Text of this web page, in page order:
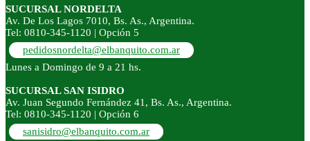
SUCURSAL NORDELTA
Av. De Los Lagos 7010, Bs. As., Argentina.
Tel: 0810-345-1120 | Opción 5
pedidosnordelta@elbanquito.com.ar
Lunes a Domingo de 9 a 21 hs.
SUCURSAL SAN ISIDRO
Av. Juan Segundo Fernández 41, Bs. As., Argentina.
Tel: 0810-345-1120 | Opción 6
sanisidro@elbanquito.com.ar